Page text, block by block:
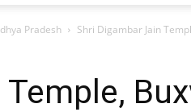
Pradesh Shri Digambar Jain